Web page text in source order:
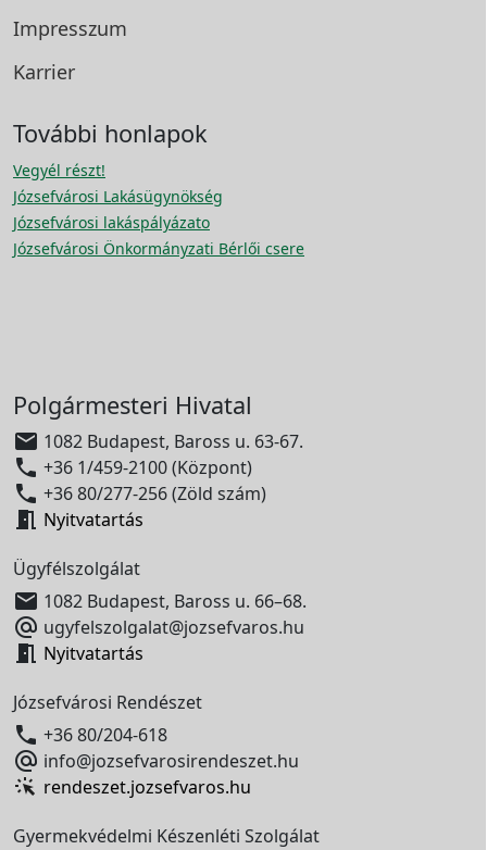
Impresszum
Karrier
További honlapok
Vegyél részt!
Józsefvárosi Lakásügynökség
Józsefvárosi lakáspályázato
Józsefvárosi Önkormányzati Bérlői csere
Polgármesteri Hivatal
 1082 Budapest, Baross u. 63-67.
 +36 1/459-2100 (Központ)
 +36 80/277-256 (Zöld szám)
 Nyitvatartás
Ügyfélszolgálat
 1082 Budapest, Baross u. 66–68.
 ugyfelszolgalat@jozsefvaros.hu
 Nyitvatartás
Józsefvárosi Rendészet
 +36 80/204-618
 info@jozsefvarosirendeszet.hu
rendeszet.jozsefvaros.hu
Gyermekvédelmi Készenléti Szolgálat